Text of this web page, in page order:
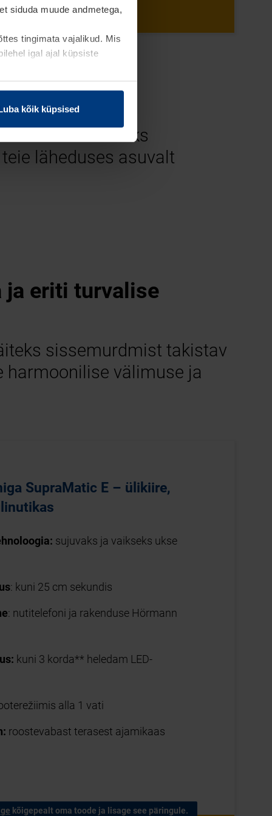
siduda muude andmetega,
tingimata vajalikud. Mis
igal ajal küpsiste
kõik küpsised
vaatamiseks
läheduses asuvalt
ja eriti turvalise
sissemurdmist takistav
harmoonilise välimuse ja